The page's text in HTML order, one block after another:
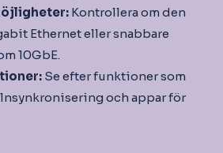
Kontrollera om den
Ethernet eller snabbare
10GbE.
Se efter funktioner som
och appar för